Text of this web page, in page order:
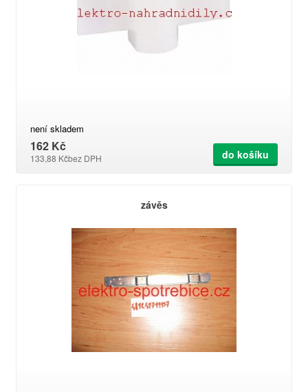
není skladem
162 Kč
133,88 Kčbez DPH do košíku
závěs